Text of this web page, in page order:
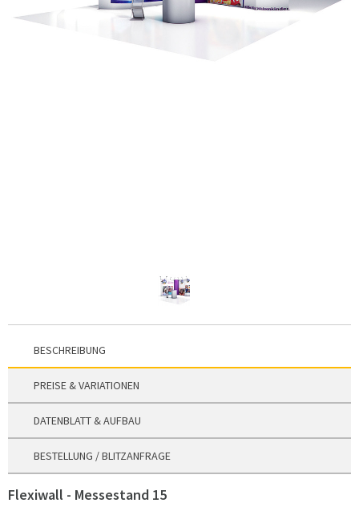
BESCHREIBUNG
PREISE & VARIATIONEN
DATENBLATT & AUFBAU
BESTELLUNG / BLITZANFRAGE
Flexiwall - Messestand 15